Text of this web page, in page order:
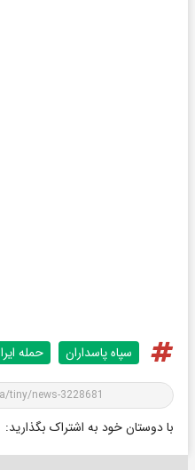
سپاه پاسداران حمله
با دوستان خود به اشتراک بگذارید: